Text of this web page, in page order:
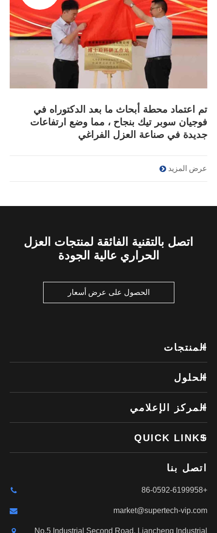
تم اعتماد محطة أبحاث ما بعد الدكتوراه في
فوجيان سوبر تيك بنجاح ، مما وضع ارتفاعات
جديدة في صناعة العزل الفراغي
عرض المزيد
اتصل بالتقنية الفائقة لمنتجات العزل
الحراري عالية الجودة
الحصول على عرض أسعار
المنتجات
الحلول
المركز الإعلامي
QUICK LINKS
اتصل بنا
+86-0592-6199958
market@supertech-vip.com
No.5 Industrial Second Road, Liancheng Industrial